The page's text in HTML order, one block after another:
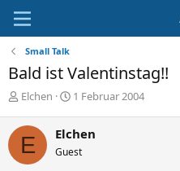
Small Talk
Bald ist Valentinstag!!
E
s
t
e
Elchen
E
t
e
1 Februar 2004
E Elchen
Guest